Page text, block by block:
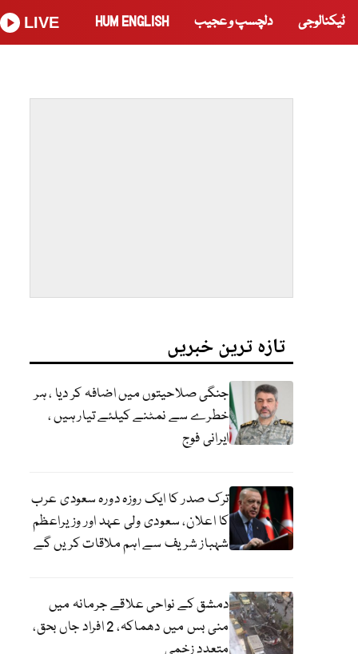
ٹیکنالوجی دلچسپ و عجیب HUM ENGLISH
LIVE
تازہ ترین خبریں
جنگی صلاحیتوں میں اضافہ کر دیا ، ہر
خطرے سے نمٹنے کیلئے تیار ہیں ،
ایرانی فوج
ترک صدر کا ایک روزہ دورہ سعودی عرب
کا اعلان، سعودی ولی عہد اور وزیراعظم
شہباز شریف سے اہم ملاقات کریں گے
دمشق کے نواحی علاقے جرمانہ میں
منی بس میں دھماکہ، 2 افراد جاں بحق،
متعدد زخمی